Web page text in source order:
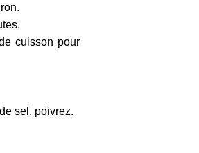
cuisson pour
sel, poivrez.